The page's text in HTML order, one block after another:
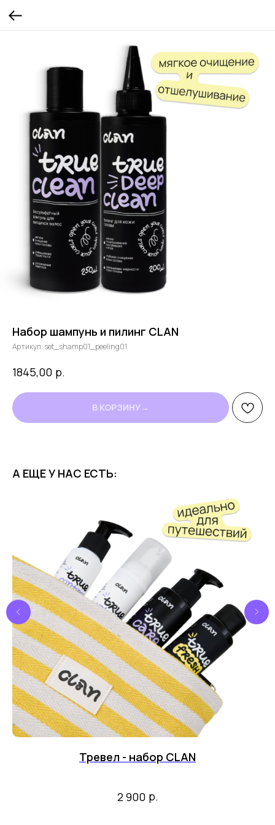
Набор шампунь и пилинг CLAN
Артикул: set_shamp01_peeling01
1845,00 р.
В КОРЗИНУ→
А ЕЩЕ У НАС ЕСТЬ:
Тревел - набор CLAN
2 900 р.